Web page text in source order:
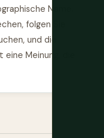
Name.
folgen Sie
und die
Meinung, die